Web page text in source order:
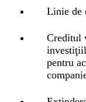
Linie de
Creditul
pentru